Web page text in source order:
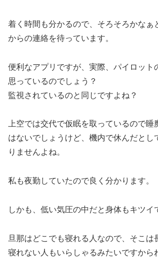
着く時間も分かるので、そろそろかなぁ
からの連絡を待っています。
便利なアプリですが、実際、パイロット
思っているのでしょう？
監視されているのと同じですよね？
上空では交代で仮眠を取っているので睡
はないでしょうけど、機内で休んだとし
りませんよね。
私も夜勤していたので良く分かります。
しかも、低い気圧の中だと身体もキツイ
旦那はどこでも寝れる人なので、そこは
寝れない人もいらしゃるみたいですから